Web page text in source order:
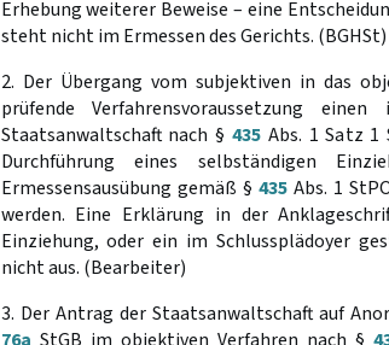
Erhebung weiterer Beweise – eine
steht nicht im Ermessen des Gerichts. (BGHSt)
2. Der Übergang vom subjektiven in das
prüfende Verfahrensvoraussetzung
Staatsanwaltschaft nach § 435 Abs. 1 Satz 1
Durchführung eines selbständigen
Ermessensausübung gemäß § 435Abs. 1
werden. Eine Erklärung in der
Einziehung, oder ein im Schlussplädoyer
nicht aus. (Bearbeiter)
3. Der Antrag der Staatsanwaltschaft auf
76a StGB im objektiven Verfahren nach §